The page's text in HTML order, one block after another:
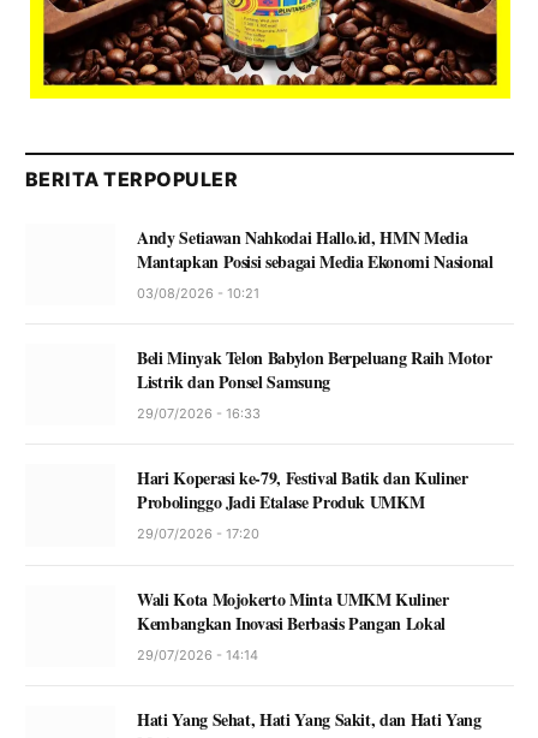
BERITA TERPOPULER
Andy Setiawan Nahkodai Hallo.id, HMN Media
Mantapkan Posisi sebagai Media Ekonomi Nasional
03/08/2026 - 10:21
Beli Minyak Telon Babylon Berpeluang Raih Motor
Listrik dan Ponsel Samsung
29/07/2026 - 16:33
Hari Koperasi ke-79, Festival Batik dan Kuliner
Probolinggo Jadi Etalase Produk UMKM
29/07/2026 - 17:20
Wali Kota Mojokerto Minta UMKM Kuliner
Kembangkan Inovasi Berbasis Pangan Lokal
29/07/2026 - 14:14
Hati Yang Sehat, Hati Yang Sakit, dan Hati Yang